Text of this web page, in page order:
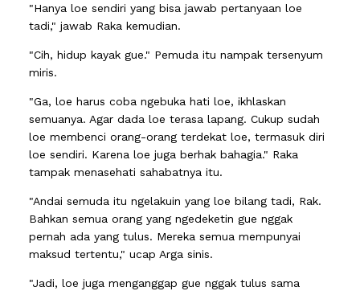
"Hanya loe sendiri yang bisa jawab pertanyaan loe
tadi," jawab Raka kemudian.
"Cih, hidup kayak gue." Pemuda itu nampak tersenyum
miris.
"Ga, loe harus coba ngebuka hati loe, ikhlaskan
semuanya. Agar dada loe terasa lapang. Cukup sudah
loe membenci orang-orang terdekat loe, termasuk diri
loe sendiri. Karena loe juga berhak bahagia." Raka
tampak menasehati sahabatnya itu.
"Andai semuda itu ngelakuin yang loe bilang tadi, Rak.
Bahkan semua orang yang ngedeketin gue nggak
pernah ada yang tulus. Mereka semua mempunyai
maksud tertentu," ucap Arga sinis.
"Jadi, loe juga menganggap gue nggak tulus sama